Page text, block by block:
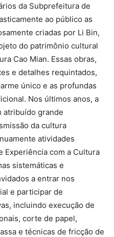
da Subprefeitura de
ao público as
criadas por Li Bin,
do patrimônio cultural
Cao Mian. Essas obras,
e detalhes requintados,
único e as profundas
Nos últimos anos, a
atribuído grande
da cultura
atividades
Experiência com a Cultura
sistemáticas e
a entrar nos
e participar de
incluindo execução de
corte de papel,
e técnicas de fricção de